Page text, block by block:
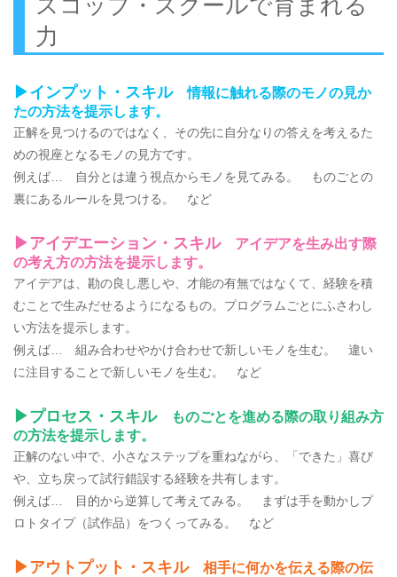
力
▶インプット・スキル情報に触れる際のモノの見か
たの方法を提示します。
正解を見つけるのではなく、その先に自分なりの答えを考えるた
めの視座となるモノの見方です。
例えば… 自分とは違う視点からモノを見てみる。 ものごとの
裏にあるルールを見つける。 など
▶アイデエーション・スキルアイデアを生み出す際
の考え方の方法を提示します。
アイデアは、勘の良し悪しや、才能の有無ではなくて、経験を積
むことで生みだせるようになるもの。プログラムごとにふさわし
い方法を提示します。
例えば… 組み合わせやかけ合わせで新しいモノを生む。 違い
に注目することで新しいモノを生む。 など
▶プロセス・スキルものごとを進める際の取り組み方
の方法を提示します。
正解のない中で、小さなステップを重ねながら、「できた」喜び
や、立ち戻って試行錯誤する経験を共有します。
例えば… 目的から逆算して考えてみる。 まずは手を動かしプ
ロトタイプ（試作品）をつくってみる。 など
▶アウトプット・スキル相手に何かを伝える際の伝